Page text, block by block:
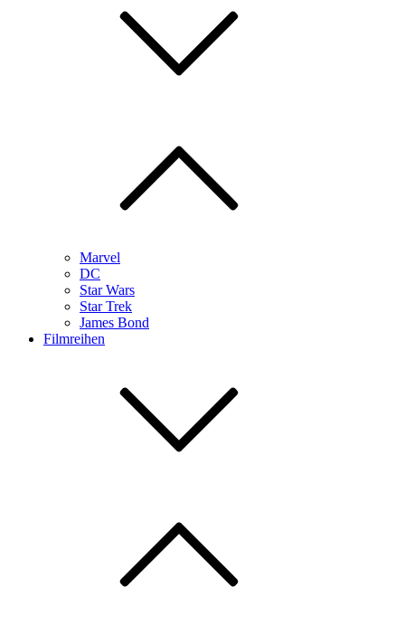
Marvel
DC
Star Wars
Star Trek
James Bond
Filmreihen